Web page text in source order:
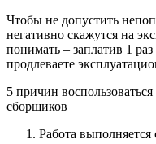
Чтобы не допустить
негативно скажутся на
понимать – заплатив 1
продлеваете
5 причин
сборщиков
Работа